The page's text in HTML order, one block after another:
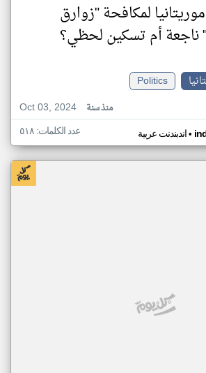
لمكافحة "زوارق
ناجعة أم تسكين لحظي؟
Politics
Oct 03, 2024
منذ سنة
اندبندنت عربية• عدد الكلمات: ٥١٨